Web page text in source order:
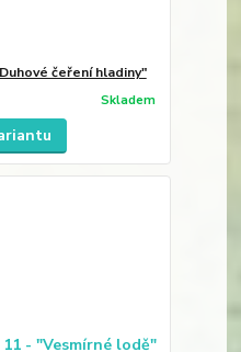
čeření hladiny"
Skladem